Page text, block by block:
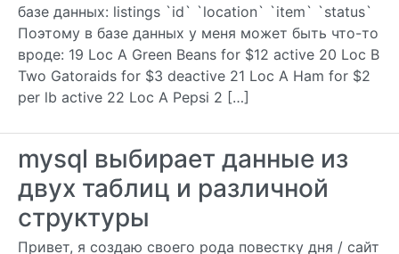
базе данных: listings `id` `location` `item` `status`
Поэтому в базе данных у меня может быть что-то
вроде: 19 Loc A Green Beans for $12 active 20 Loc B
Two Gatoraids for $3 deactive 21 Loc A Ham for $2
per lb active 22 Loc A Pepsi 2 […]
mysql выбирает данные из
двух таблиц и различной
структуры
Привет, я создаю своего рода повестку дня / сайт